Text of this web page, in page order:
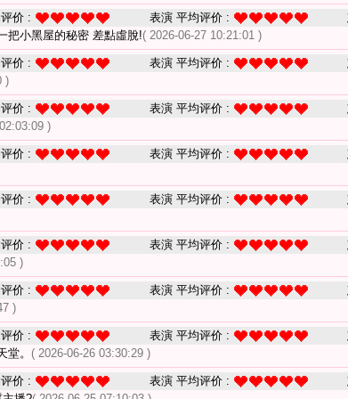
价 : 表演 平均评价 :
把小黑屋的秘密 差點虛脫!( 2026-06-27 10:21:01 )
价 : 表演 平均评价 :
)
价 : 表演 平均评价 :
)
价 : 表演 平均评价 :
价 : 表演 平均评价 :
价 : 表演 平均评价 :
)
价 : 表演 平均评价 :
)
价 : 表演 平均评价 :
。 ( 2026-06-26 03:30:29 )
价 : 表演 平均评价 :